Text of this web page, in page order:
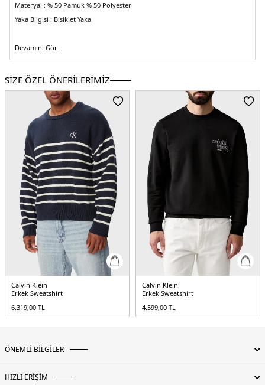
Materyal : % 50 Pamuk % 50 Polyester
Yaka Bilgisi : Bisiklet Yaka
Kol Bilgisi :Uzun Kol
Kalıp Bilgisi :Regular Fit
Manken Ölçüsü :Kilo : 79 kg / Boy : 1.89 cm / Göğüs : 101 cm / Bel : 83 cm /
Üretim Yeri :Türkiye
5DE1J30J314536BAE.07
Devamını Gör
SİZE ÖZEL ÖNERİLERİMİZ
Calvin Klein
Erkek Sweatshirt
6.319,00 TL
Calvin Klein
Erkek Sweatshirt
4.599,00 TL
ÖNEMLİ BİLGİLER
HIZLI ERİŞİM